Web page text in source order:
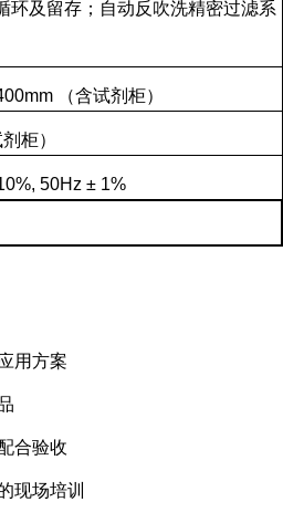
环及留存；自动反吹洗精密过滤系
（含试剂柜）
柜）
50Hz ± 1%
用方案
合验收
现场培训